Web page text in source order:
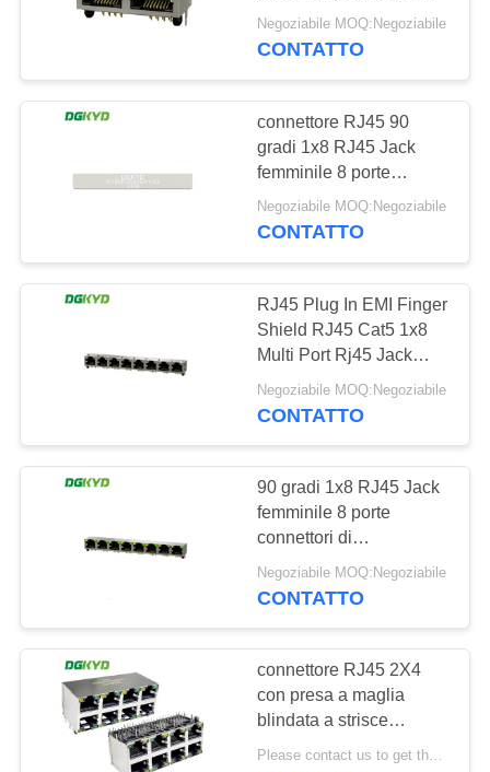
presa rj11
46
RJ45 con il
trasformatore
64
RJ45 SMD
39
RJ45 del lato da 90
gradi con il LED
Negoziabile MOQ:Negoziabile
CONTATTO
connettore RJ45 90
gradi 1x8 RJ45 Jack
femminile 8 porte
connettori di
commutazione di rete
Negoziabile MOQ:Negoziabile
CONTATTO
RJ45 Plug In EMI Finger
Shield RJ45 Cat5 1x8
Multi Port Rj45 Jack
modulari senza LED
Negoziabile MOQ:Negoziabile
CONTATTO
90 gradi 1x8 RJ45 Jack
femminile 8 porte
connettori di
commutazione di rete
Negoziabile MOQ:Negoziabile
CONTATTO
connettore RJ45 2X4
con presa a maglia
blindata a strisce
luminose presa
Please contact us to get the latest price. MOQ:1 pezzo